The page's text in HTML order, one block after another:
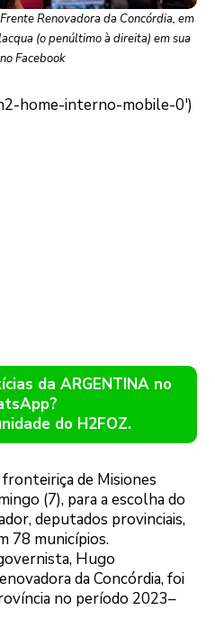
Renovadora da Concórdia, em
(o penúltimo à direita) em sua
Facebook
da ARGENTINA no
do H2FOZ.
de Misiones
(7), para a escolha do
deputados provinciais,
78 municípios.
Hugo
da Concórdia, foi
no período 2023–